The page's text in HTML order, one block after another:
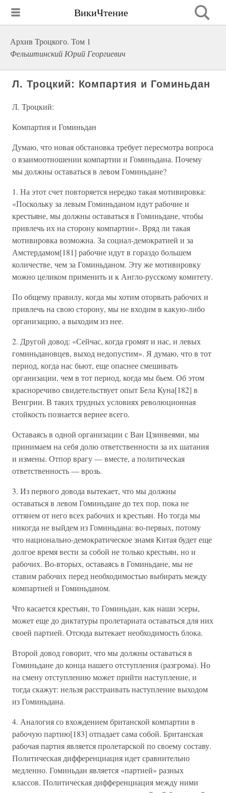
ВикиЧтение
Архив Троцкого. Том 1
Фельштинский Юрий Георгиевич
Л. Троцкий: Компартия и Гоминьдан
Л. Троцкий:
Компартия и Гоминьдан
Думаю, что новая обстановка требует пересмотра вопроса
о взаимоотношении компартии и Гоминьдана. Почему
мы должны оставаться в левом Гоминьдане?
1. На этот счет повторяется нередко такая мотивировка:
«Поскольку за левым Гоминьданом идут рабочие и
крестьяне, мы должны оставаться в Гоминьдане, чтобы
привлечь их на сторону компартии». Вряд ли такая
мотивировка возможна. За социал-демократией и за
Амстердамом[181] рабочие идут в гораздо большем
количестве, чем за Гоминьданом. Эту же мотивировку
можно целиком применить и к Англо-русскому комитету.
По общему правилу, когда мы хотим оторвать рабочих и
привлечь на свою сторону, мы не входим в какую-либо
организацию, а выходим из нее.
2. Другой довод: «Сейчас, когда громят и нас, и левых
гоминьдановцев, выход недопустим». Я думаю, что в тот
период, когда нас бьют, еще опаснее смешивать
организации, чем в тот период, когда мы бьем. Об этом
красноречиво свидетельствует опыт Бела Куна[182] в
Венгрии. В таких трудных условиях революционная
стойкость познается вернее всего.
Оставаясь в одной организации с Ван Цзинвеями, мы
принимаем на себя долю ответственности за их шатания
и измены. Отпор врагу — вместе, а политическая
ответственность — врозь.
3. Из первого довода вытекает, что мы должны
оставаться в левом Гоминьдане до тех пор, пока не
оттянем от него всех рабочих и крестьян. Но тогда мы
никогда не выйдем из Гоминьдана: во-первых, потому
что национально-демократическое знамя Китая будет еще
долгое время вести за собой не только крестьян, но и
рабочих. Во-вторых, оставаясь в Гоминьдане, мы не
ставим рабочих перед необходимостью выбирать между
компартией и Гоминьданом.
Что касается крестьян, то Гоминьдан, как наши эсеры,
может еще до диктатуры пролетариата оставаться для них
своей партией. Отсюда вытекает необходимость блока.
Второй довод говорит, что мы должны оставаться в
Гоминьдане до конца нашего отступления (разгрома). Но
на смену отступлению может прийти наступление, и
тогда скажут: нельзя расстраивать наступление выходом
из Гоминьдана.
4. Аналогия со вхождением британской компартии в
рабочую партию[183] отпадает сама собой. Британская
рабочая партия является пролетарской по своему составу.
Политическая дифференциация идет сравнительно
медленно. Гоминьдан является «партией» разных
классов. Политическая дифференциация между ними